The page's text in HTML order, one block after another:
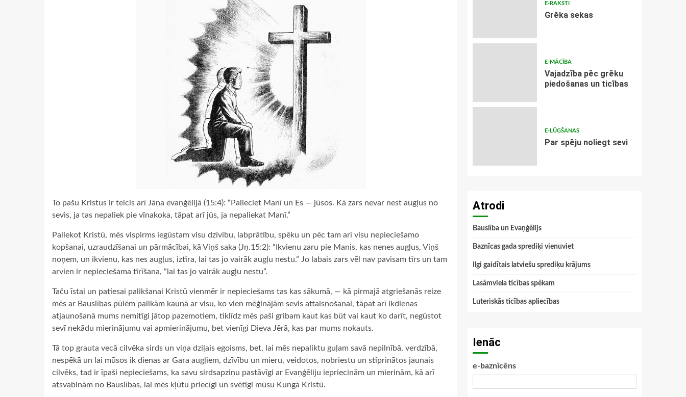
To pašu Kristus ir teicis arī Jāņa evaņģēlijā (15:4): “Palieciet Manī un Es — jūsos. Kā zars nevar nest augļus no
sevis, ja tas nepaliek pie vīnakoka, tāpat arī jūs, ja nepaliekat Manī.”
Paliekot Kristū, mēs vispirms iegūstam visu dzīvību, labprātību, spēku un pēc tam arī visu nepieciešamo
kopšanai, uzraudzīšanai un pārmācībai, kā Viņš saka (Jņ.15:2): “Ikvienu zaru pie Manis, kas nenes augļus, Viņš
noņem, un ikvienu, kas nes augļus, iztīra, lai tas jo vairāk augļu nestu.” Jo labais zars vēl nav pavisam tīrs un tam
arvien ir nepieciešama tīrīšana, “lai tas jo vairāk augļu nestu”.
Taču īstai un patiesai palikšanai Kristū vienmēr ir nepieciešams tas kas sākumā, — kā pirmajā atgriešanās reize
mēs ar Bauslības pūlēm palikām kaunā ar visu, ko vien mēģinājām sevis attaisnošanai, tāpat arī ikdienas
atjaunošanā mums nemitīgi jātop pazemotiem, tiklīdz mēs paši gribam kaut kas būt vai kaut ko darīt, negūstot
sevī nekādu mierinājumu vai apmierinājumu, bet vienīgi Dieva Jērā, kas par mums nokauts.
Tā top grauta vecā cilvēka sirds un viņa dziļais egoisms, bet, lai mēs nepaliktu guļam savā nepilnībā, verdzībā,
nespēkā un lai mūsos ik dienas ar Gara augļiem, dzīvību un mieru, veidotos, nobriestu un stiprinātos jaunais
cilvēks, tad ir īpaši nepieciešams, ka savu sirdsapziņu pastāvīgi ar Evaņģēliju iepriecinām un mierinām, kā arī
atsvabinām no Bauslības, lai mēs kļūtu priecīgi un svētīgi mūsu Kungā Kristū.
E-RAKSTI
Grēka sekas
E-MĀCĪBA
Vajadzība pēc grēku
piedošanas un ticības
E-LŪGŠANAS
Par spēju noliegt sevi
Atrodi
Bauslība un Evaņģēlijs
Baznīcas gada sprediķi vienuviet
Ilgi gaidītais latviešu sprediķu krājums
Lasāmviela ticības spēkam
Luteriskās ticības apliecības
Ienāc
e-baznīcēns